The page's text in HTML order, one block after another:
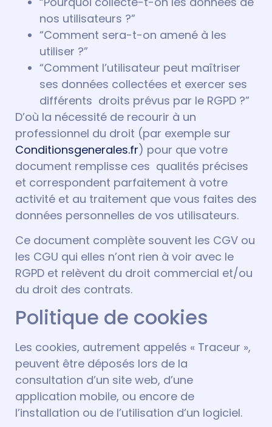
nos utilisateurs ?”
“Comment sera-t-on amené à les
utiliser ?”
“Comment l’utilisateur peut maîtriser
ses données collectées et exercer ses
différents droits prévus par le RGPD ?”
D’où la nécessité de recourir à un
professionnel du droit (par exemple sur
Conditionsgenerales.fr) pour que votre
document remplisse ces qualités précises
et correspondent parfaitement à votre
activité et au traitement que vous faites des
données personnelles de vos utilisateurs.
Ce document complète souvent les CGV ou
les CGU qui elles n’ont rien à voir avec le
RGPD et relèvent du droit commercial et/ou
du droit des contrats.
Politique de cookies
Les cookies, autrement appelés « Traceur »,
peuvent être déposés lors de la
consultation d’un site web, d’une
application mobile, ou encore de
l’installation ou de l’utilisation d’un logiciel.